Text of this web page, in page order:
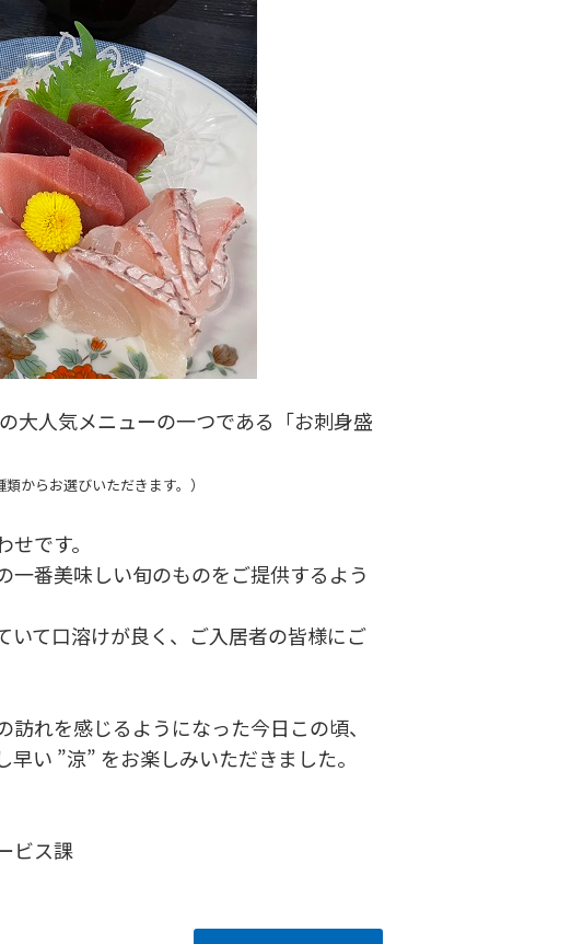
大人気メニューの一つである「お刺身盛
からお選びいただきます。）
です。
番美味しい旬のものをご提供するよう
いて口溶けが良く、ご入居者の皆様にご
れを感じるようになった今日この頃、
い ”涼” をお楽しみいただきました。
ビス課